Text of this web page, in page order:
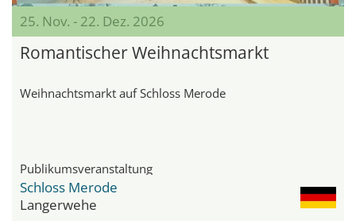
25. Nov. - 22. Dez. 2026
Romantischer Weihnachtsmarkt
Weihnachtsmarkt auf Schloss Merode
Publikumsveranstaltung
Schloss Merode
Langerwehe